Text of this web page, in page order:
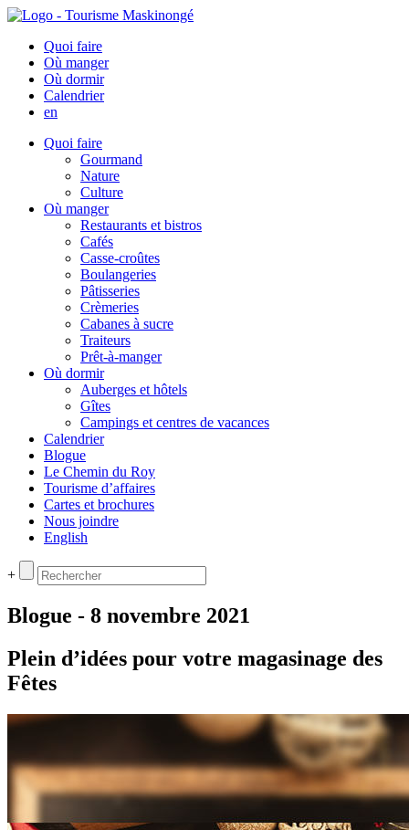
Quoi faire
Où manger
Où dormir
Calendrier
en
Quoi faire
Gourmand
Nature
Culture
Où manger
Restaurants et bistros
Cafés
Casse-croûtes
Boulangeries
Pâtisseries
Crèmeries
Cabanes à sucre
Traiteurs
Prêt-à-manger
Où dormir
Auberges et hôtels
Gîtes
Campings et centres de vacances
Calendrier
Blogue
Le Chemin du Roy
Tourisme d’affaires
Cartes et brochures
Nous joindre
English
+
Blogue - 8 novembre 2021
Plein d’idées pour votre magasinage des
Fêtes